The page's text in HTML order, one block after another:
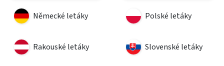
Německé letáky Polské letáky
Rakouské letáky Slovenské letáky